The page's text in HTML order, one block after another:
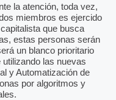
la atención, toda vez,
miembros es ejercido
que busca
estas personas serán
un blanco prioritario
las nuevas
y Automatización de
por algoritmos y